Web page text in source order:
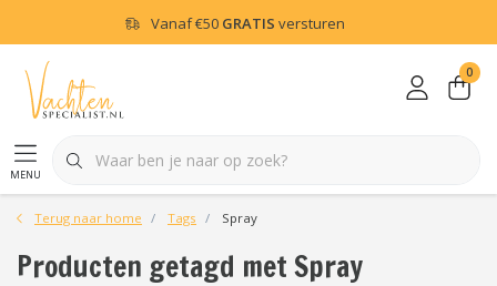
Vanaf€50 GRATIS versturen
menu
0
Terug naar home Tags Spray
Producten getagd met Spray